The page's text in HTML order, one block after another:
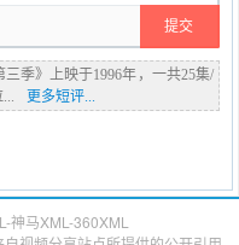
季》上映于1996年，一共25集/
更多短评...
-神马XML -360XML